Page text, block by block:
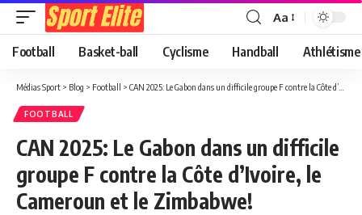
Aa
Football Basket-ball Cyclisme Handball Athlétisme
Médias Sport > Blog > Football > CAN 2025: Le Gabon dans un difficile groupe F contre la Côte d’Ivoire, le Cameroun et le Zimbabwe!
FOOTBALL
CAN 2025: Le Gabon dans un difficile
groupe F contre la Côte d’Ivoire, le
Cameroun et le Zimbabwe!